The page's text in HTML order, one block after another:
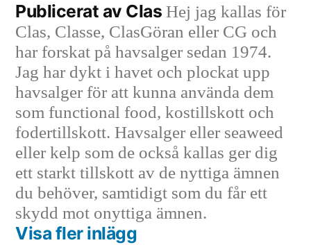
Publicerat av Clas Hej jag kallas för
Clas, Classe, ClasGöran eller CG och
har forskat på havsalger sedan 1974.
Jag har dykt i havet och plockat upp
havsalger för att kunna använda dem
som functional food, kostillskott och
fodertillskott. Havsalger eller seaweed
eller kelp som de också kallas ger dig
ett starkt tillskott av de nyttiga ämnen
du behöver, samtidigt som du får ett
skydd mot onyttiga ämnen.
Visa fler inlägg